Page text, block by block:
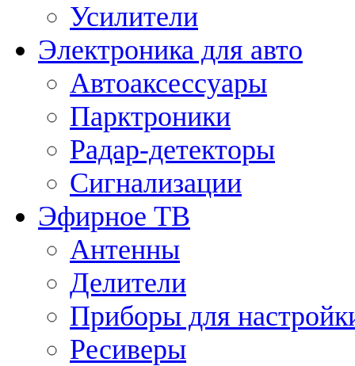
Усилители
Электроника для авто
Автоаксессуары
Парктроники
Радар-детекторы
Сигнализации
Эфирное ТВ
Антенны
Делители
Приборы для
Ресиверы